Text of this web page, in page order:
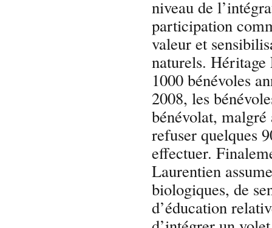
niveau de
participation
valeur et
naturels.
1000 bénévoles
2008, les
bénévolat,
refuser quelques
effectuer.
Laurentien
biologiques, de
d’éducation